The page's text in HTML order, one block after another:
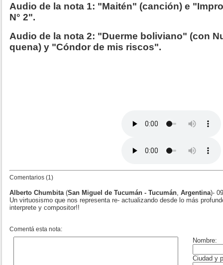
Audio de la nota 1: "Maitén" (canción) e
N° 2".
Audio de la nota 2: "Duerme boliviano" (con
quena) y "Cóndor de mis riscos".
Comentarios (1)
Alberto Chumbita (San Miguel de Tucumán - Tucumán Argentina)-
Un virtuosismo que nos representa re- actualizando desde lo más
interprete y compositor!!
Comentá esta nota: